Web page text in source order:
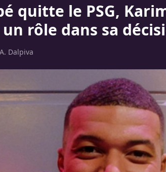
quitte le PSG,
rôle dans sa
Dalpiva